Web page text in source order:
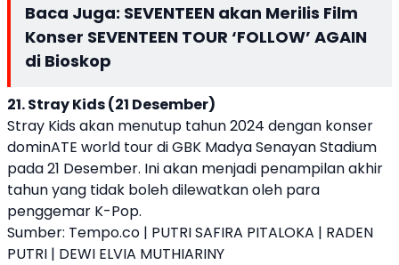
Baca Juga: SEVENTEEN akan Merilis Film
Konser SEVENTEEN TOUR ‘FOLLOW’ AGAIN
di Bioskop
21. Stray Kids (21 Desember)
Stray Kids akan menutup tahun 2024 dengan konser
dominATE world tour di GBK Madya Senayan Stadium
pada 21 Desember. Ini akan menjadi penampilan akhir
tahun yang tidak boleh dilewatkan oleh para
penggemar K-Pop.
Sumber: Tempo.co | PUTRI SAFIRA PITALOKA | RADEN
PUTRI | DEWI ELVIA MUTHIARINY